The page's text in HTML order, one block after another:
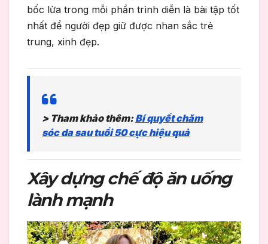
bốc lửa trong mỗi phần trình diễn là bài tập tốt
nhất để người đẹp giữ được nhan sắc trẻ
trung, xinh đẹp.
> Tham khảo thêm:Bí quyết chăm
sóc da sau tuổi 50 cực hiệu quả
Xây dựng chế độ ăn uống
lành mạnh